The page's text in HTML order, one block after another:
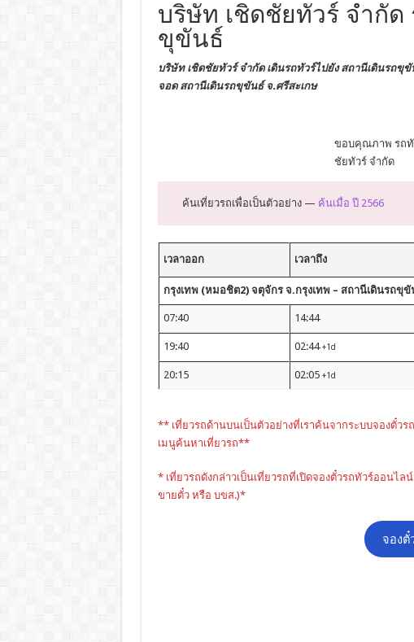
บริษัท เชิดชัยทัวร์ จำกัด
ขุขันธ์
บริษัท เชิดชัยทัวร์ จำกัด เดินรถทัวร์ไปยังสถานีเดินรถขุขั
จอด สถานีเดินรถขุขันธ์ จ.ศรีสะเกษ
ขอบคุณภาพ รถทั
ชัยทัวร์ จำกัด
ค้นเที่ยวรถเพื่อเป็นตัวอย่าง — ค้นเมื่อ ปี 2566
เวลาออก เวลาถึง
กรุงเทพ (หมอชิต2) จตุจักร จ.กรุงเทพ – สถานีเดินรถขุขั
07:40 14:44
19:40 02:44+1d
20:15 02:05 +1d
** เที่ยวรถด้านบนเป็นตัวอย่างที่เราค้นจากระบบจองตั๋วร
เมนูค้นหาเที่ยวรถ**
* เที่ยวรถดังกล่าวเป็นเที่ยวรถที่เปิดจองตั๋วรถทัวร์ออนไ
ขายตั๋ว หรือ บขส.)*
จอง